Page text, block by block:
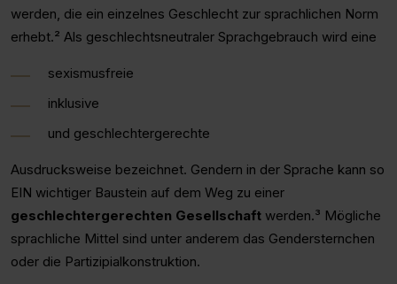
werden, die ein einzelnes Geschlecht zur sprachlichen Norm
erhebt.² Als geschlechtsneutraler Sprachgebrauch wird eine
sexismusfreie
inklusive
und geschlechtergerechte
Ausdrucksweise bezeichnet. Gendern in der Sprache kann so
EIN wichtiger Baustein auf dem Weg zu einer
geschlechtergerechten Gesellschaftwerden.³ Mögliche
sprachliche Mittel sind unter anderem das Gendersternchen
oder die Partizipialkonstruktion.